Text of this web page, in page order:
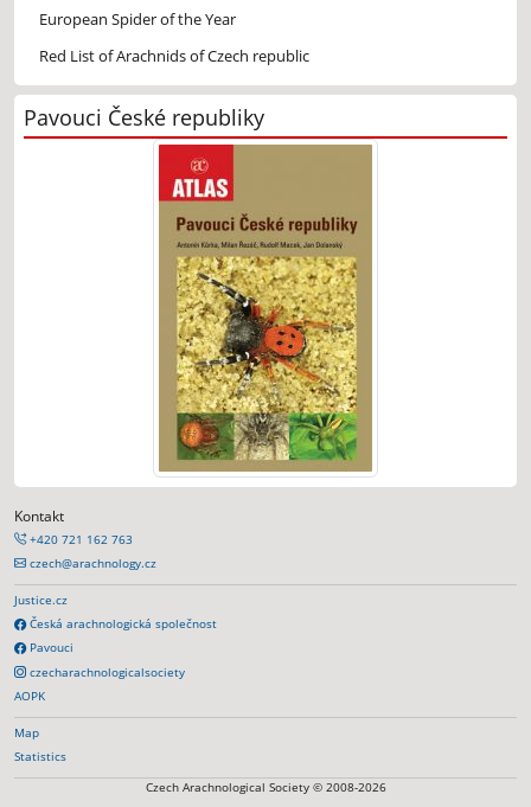
European Spider of the Year
Red List of Arachnids of Czech republic
Pavouci České republiky
Kontakt
+420 721 162 763
czech@arachnology.cz
Justice.cz
Česká arachnologická společnost
Pavouci
czecharachnologicalsociety
AOPK
Map
Statistics
Czech Arachnological Society © 2008-2026